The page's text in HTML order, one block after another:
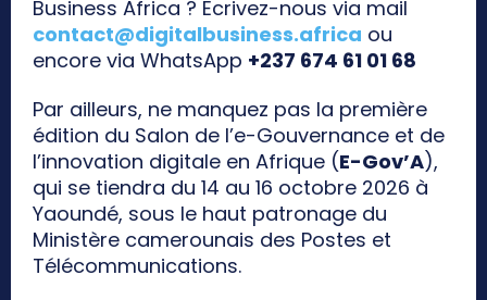
Business Africa ? Ecrivez-nous via mail
contact@digitalbusiness.africa ou
encore via WhatsApp +237 674 61 01 68
Par ailleurs, ne manquez pas la première
édition du Salon de l’e-Gouvernance et de
l’innovation digitale en Afrique (E-Gov’A),
qui se tiendra du 14 au 16 octobre 2026 à
Yaoundé, sous le haut patronage du
Ministère camerounais des Postes et
Télécommunications.